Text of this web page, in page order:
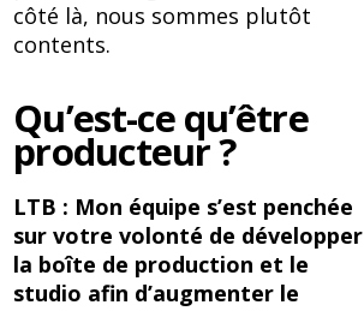
côté là, nous sommes plutôt
contents.
Qu’est-ce qu’être
producteur ?
LTB : Mon équipe s’est penchée
sur votre volonté de développer
la boîte de production et le
studio afin d’augmenter le